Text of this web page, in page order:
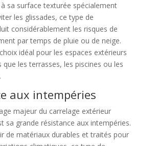
sa surface texturée spécialement
les glissades, ce type de
considérablement les risques de
par temps de pluie ou de neige.
idéal pour les espaces extérieurs
les terrasses, les piscines ou les
aux intempéries
majeur du carrelage extérieur
sa grande résistance aux intempéries.
de matériaux durables et traités pour